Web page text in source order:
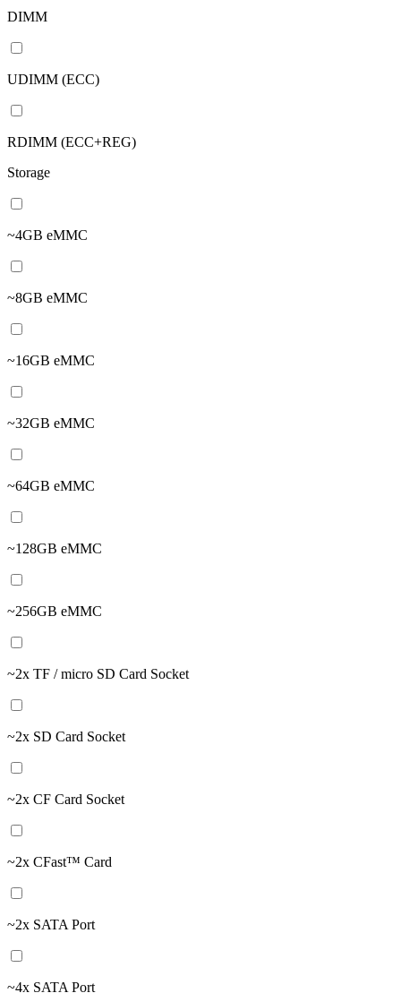
DIMM
UDIMM (ECC)
RDIMM (ECC+REG)
Storage
~4GB eMMC
~8GB eMMC
~16GB eMMC
~32GB eMMC
~64GB eMMC
~128GB eMMC
~256GB eMMC
~2x TF / micro SD Card Socket
~2x SD Card Socket
~2x CF Card Socket
~2x CFast™ Card
~2x SATA Port
~4x SATA Port